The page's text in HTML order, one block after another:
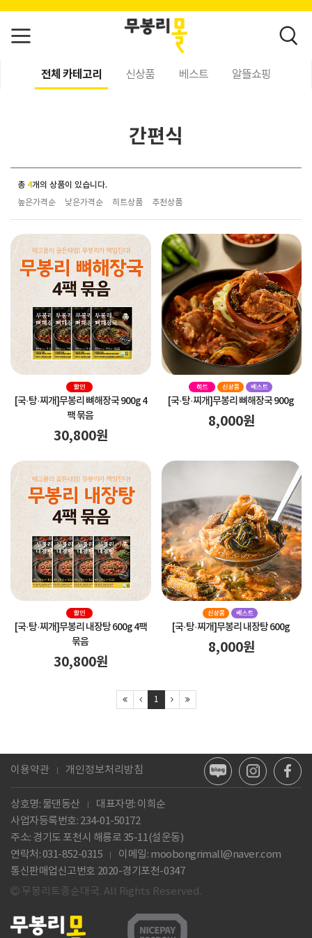
전체 카테고리 신상품 베스트 알뜰쇼핑
간편식
총 4개의 상품이 있습니다.
높은가격순
낮은가격순 히트상품 추천상품
[국·탕·찌개]무봉리 뼈해장국 900g 4
팩 묶음
30,800원
[국·탕·찌개]무봉리 뼈해장국 900g
8,000원
[국·탕·찌개]무봉리 내장탕 600g 4팩
묶음
30,800원
[국·탕·찌개]무봉리 내장탕 600g
8,000원
1
이용약관 개인정보처리방침
상호명: 물댄동산
대표자명: 이희순
사업자등록번호: 234-01-50172
주소: 경기도 포천시 해룡로 35-11(설운동)
연락처: 031-852-0315
이메일: moobongrimall@naver.com
통신판매업신고번호 2020-경기포천-0347
무봉리토종순대국. All Rights Reserved.